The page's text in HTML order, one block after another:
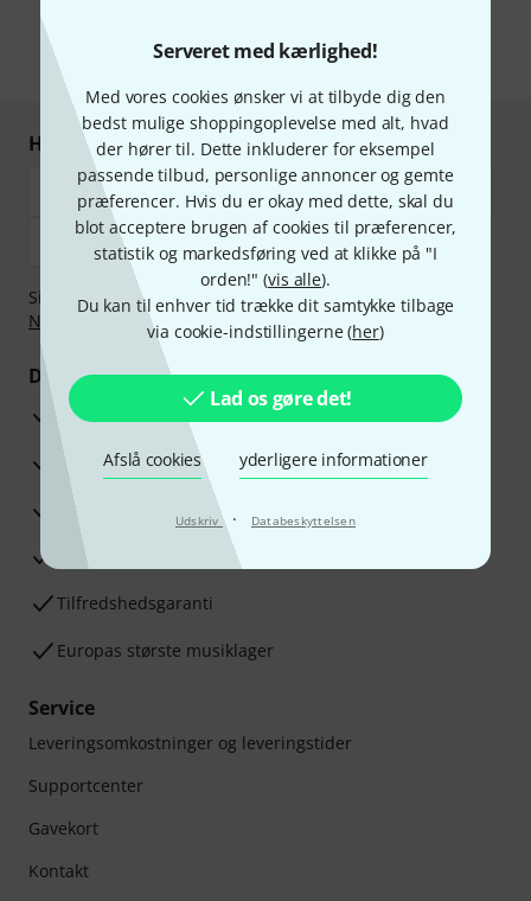
Serveret med kærlighed!
Med vores cookies ønsker vi at tilbyde dig den
bedst mulige shoppingoplevelse med alt, hvad
der hører til. Dette inkluderer for eksempel
passende tilbud, personlige annoncer og gemte
præferencer. Hvis du er okay med dette, skal du
blot acceptere brugen af cookies til præferencer,
statistik og markedsføring ved at klikke på "I
orden!" (vis alle).
Du kan til enhver tid trække dit samtykke tilbage
via cookie-indstillingerne (her)
Lad os gøre det!
Afslå cookies yderligere informationer
Udskriv · Databeskyttelsen
* Obligatorisk felt
Handl og betal sikkert
Sikker betaling med Bankoverførsel, PayPal,Klarna Betal
Nu
Klarna betaling i rater eller Kreditkort.
Dine fordele
3 års Thomann Garanti
30 dages money back garanti
Råd fra vores eksperter
Tilfredshedsgaranti
Europas største musiklager
Service
Leveringsomkostninger og leveringstider
Supportcenter
Gavekort
Kontakt